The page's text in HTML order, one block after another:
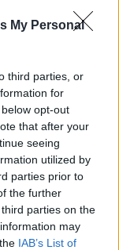
My Personal
third parties, or
for
opt-out
that after your
seeing
utilized by
parties prior to
the further
parties on the
may
IAB’s List of
de Instagram a
La pasada
por partido antes
tiro a canasta.
por el que los Knicks
trata de un refuerzo